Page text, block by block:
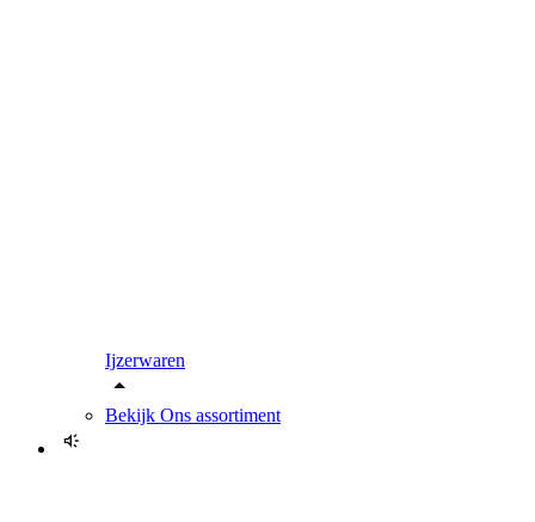
Ijzerwaren
Bekijk Ons assortiment